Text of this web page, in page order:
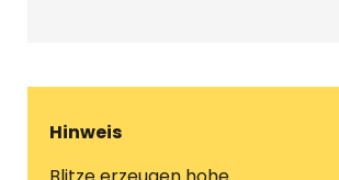
Hinweis